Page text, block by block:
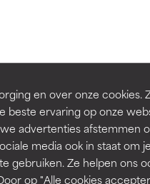
en over onze cookies.
beste ervaring op onze
advertenties afstemmen
media ook in staat om je
gebruiken. Ze helpen ons
op "Alle cookies
Regulations
of andere
of andere